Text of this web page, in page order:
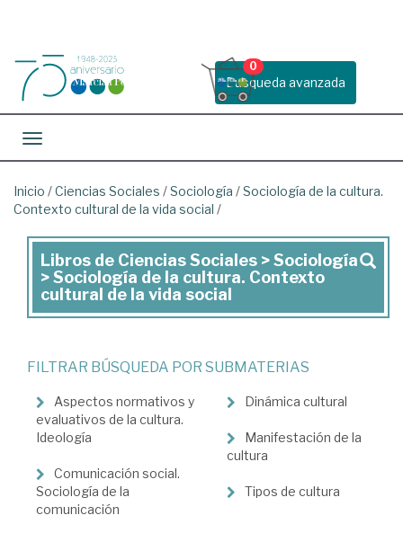
Busqueda avanzada
0
Toggle navigation
Inicio /Ciencias Sociales /Sociología /Sociología de la cultura.
Contexto cultural de la vida social /
Libros
de
Ciencias
Sociales
>
Sociología
>
Sociología
de
la
Libros de Ciencias Sociales > Sociología
> Sociología de la cultura. Contexto
cultural de la vida social
FILTRAR BÚSQUEDA POR SUBMATERIAS
Aspectos normativos y
evaluativos de la cultura.
Ideología
Comunicación social.
Sociología de la
comunicación
Dinámica cultural
Manifestación de la
cultura
Tipos de cultura